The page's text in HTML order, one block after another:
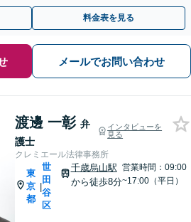
要事前予約）】
料金表を見る
メールでお問い合わせ
渡邊 一彰 弁
護士
インタビューを
見る
クレミエール法律事務所
東
京
都
|
世
田
谷
区
千歳烏山駅
から徒歩8分
営業時間：09:00
~17:00（平日）